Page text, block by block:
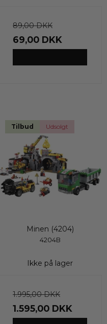
89,00 DKK
69,00 DKK
Tilbud Udsolgt
Minen (4204)
4204B
Ikke på lager
1.995,00 DKK
1.595,00 DKK